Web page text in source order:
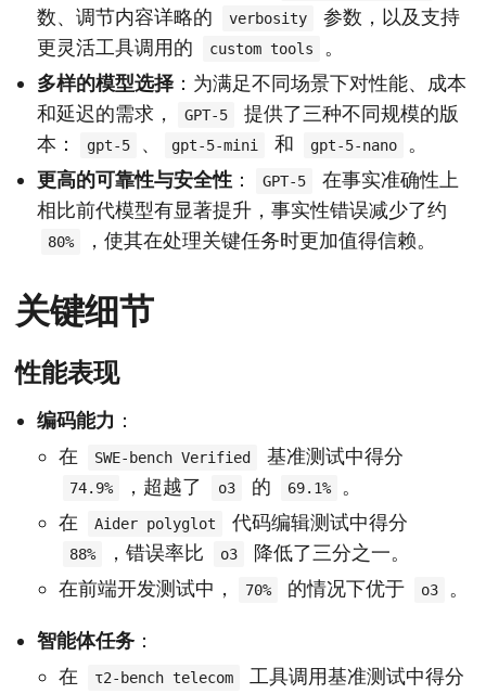
数、调节内容详略的
verbosity
参数，以及支持
更灵活工具调用的
custom tools
。
多样的模型选择 ：为满足不同场景下对性能、成本
和延迟的需求，
GPT-5
提供了三种不同规模的版
本：
gpt-5 、 gpt-5-mini 和 gpt-5-nano
。
更高的可靠性与安全性 ： GPT-5
在事实准确性上
相比前代模型有显著提升，事实性错误减少了约
80% ，使其在处理关键任务时更加值得信赖。
关键细节
性能表现
编码能力 ：
在
SWE-bench Verified 基准测试中得分
74.9% ，超越了 o3 的 69.1%
。
在
Aider polyglot 代码编辑测试中得分
88% ，错误率比 o3
降低了三分之一。
在前端开发测试中，
70% 的情况下优于 o3 。
智能体任务 ：
在
τ2-bench telecom
工具调用基准测试中得分